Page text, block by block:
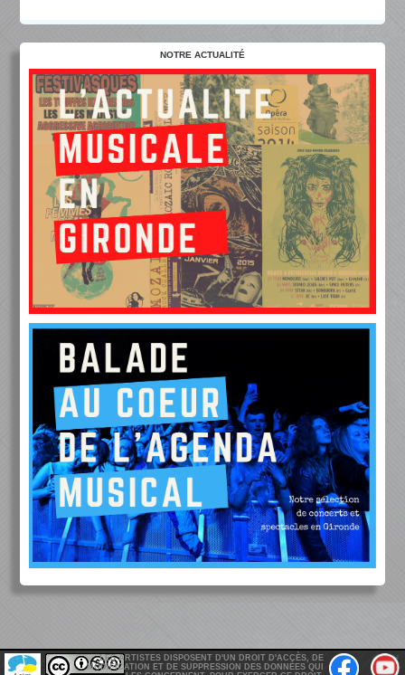
NOTRE ACTUALITÉ
LES ARTISTES DISPOSENT D'UN DROIT D'ACCÈS, DE
MODIFICATION ET DE SUPPRESSION DES DONNÉES QUI